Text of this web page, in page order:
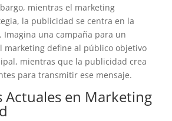
mientras el marketing
la publicidad se centra en la
Imagina una campaña para un
marketing define al público objetivo
mientras que la publicidad crea
para transmitir ese mensaje.
Actuales en Marketing